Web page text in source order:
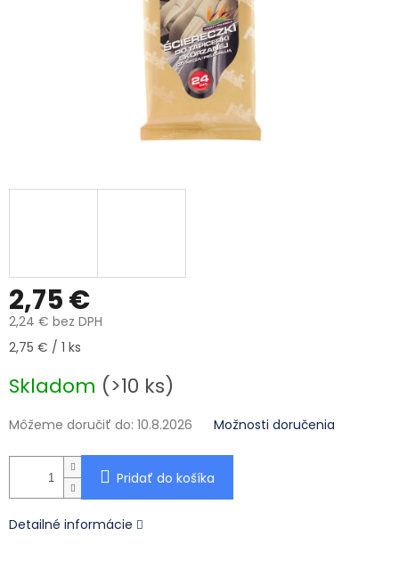
2,75 €
2,24 € bez DPH
Jednotková cena:
2,75 € / 1 ks
Skladom (>10 ks)
Môžeme doručiť do: 10.8.2026 Možnosti doručenia
Pridať do košíka
Detailné informácie